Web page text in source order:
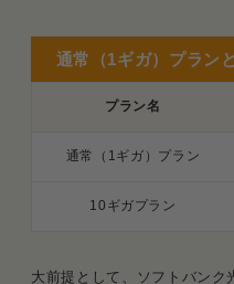
プラン名
通常（1ギガ）プラン
10ギガプラン
通常（1ギガ）プラン
大前提として、ソフトバン